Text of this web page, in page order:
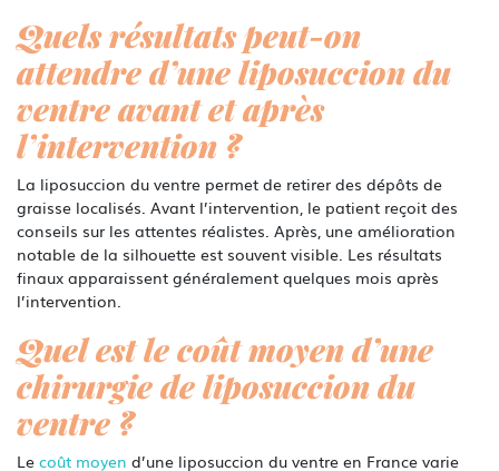
Quels résultats peut-on
attendre d’une liposuccion du
ventre avant et après
l’intervention ?
La liposuccion du ventre permet de retirer des dépôts de
graisse localisés. Avant l’intervention, le patient reçoit des
conseils sur les attentes réalistes. Après, une amélioration
notable de la silhouette est souvent visible. Les résultats
finaux apparaissent généralement quelques mois après
l’intervention.
Quel est le coût moyen d’une
chirurgie de liposuccion du
ventre ?
Le coût moyen d’une liposuccion du ventre en France varie